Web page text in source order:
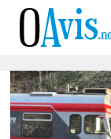
Emne:
varme